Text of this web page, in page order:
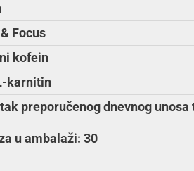
Focus
kofein
karnitin
preporučenog dnevnog
u ambalaži: 30